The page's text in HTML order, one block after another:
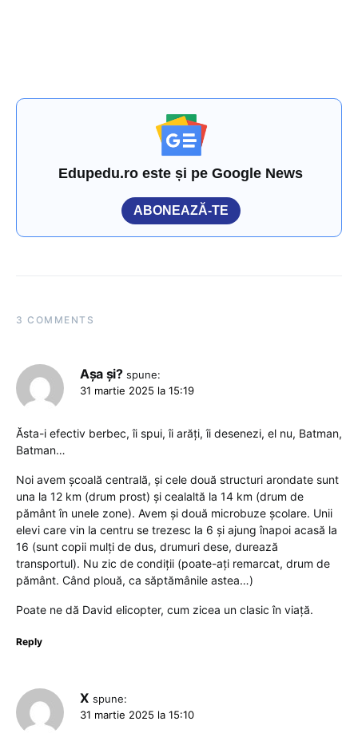
Edupedu.ro este și pe Google News
ABONEAZĂ-TE
3 COMMENTS
Așa și? spune:
31 martie 2025 la 15:19
Ăsta-i efectiv berbec, îi spui, îi arăți, îi desenezi, el nu, Batman,
Batman…
Noi avem școală centrală, și cele două structuri arondate sunt
una la 12 km (drum prost) și cealaltă la 14 km (drum de
pământ în unele zone). Avem și două microbuze școlare. Unii
elevi care vin la centru se trezesc la 6 și ajung înapoi acasă la
16 (sunt copii mulți de dus, drumuri dese, durează
transportul). Nu zic de condiții (poate-ați remarcat, drum de
pământ. Când plouă, ca săptămânile astea…)
Poate ne dă David elicopter, cum zicea un clasic în viață.
Reply
X spune:
31 martie 2025 la 15:10